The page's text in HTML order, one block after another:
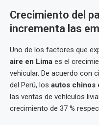
Crecimiento del
incrementa las
Uno de los factores que
aire en Lima es el
vehicular. De acuerdo con
del Perú, los autos chinos
las ventas de vehículos
crecimiento de 37 %